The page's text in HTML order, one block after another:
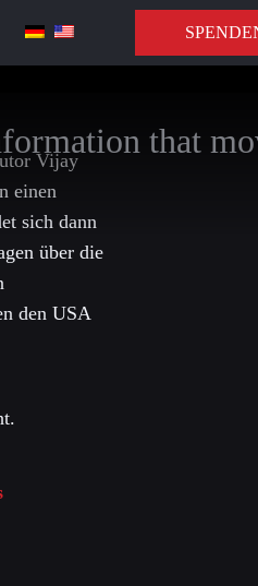
that
Vijay
einen
sich dann
über die
den USA